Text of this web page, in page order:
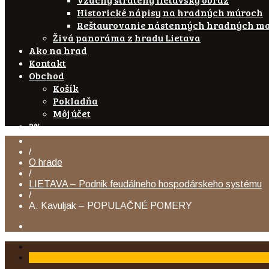
Historické nápisy na hradných múroch
Reštaurovanie nástenných hradných
Živá panoráma z hradu Lietava
Ako na hrad
Kontakt
Obchod
Košík
Pokladňa
Môj účet
2%
/
O hrade
/
LIETAVA – Podnik feudálneho hospodárskeho systému
/
A. Kavuljak – POPULAČNÉ POMERY